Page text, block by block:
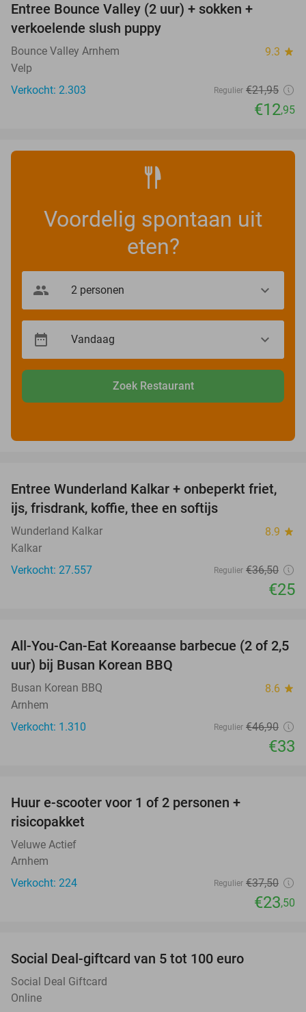
Entree Bounce Valley (2 uur) + sokken +
verkoelende slush puppy
Bounce Valley Arnhem 9.3 star
Velp
Verkocht: 2.303
Regulier €21,95
€12,95
Voordelig spontaan uit
eten?
Zoek Restaurant
32%
Entree Wunderland Kalkar + onbeperkt friet,
ijs, frisdrank, koffie, thee en softijs
Wunderland Kalkar 8.9 star
Kalkar
Verkocht: 27.557
Regulier €36,50
€25
30%
All-You-Can-Eat Koreaanse barbecue (2 of 2,5
uur) bij Busan Korean BBQ
Busan Korean BBQ 8.6 star
Arnhem
Verkocht: 1.310
Regulier €46,90
€33
Huur e-scooter voor 1 of 2 personen +
risicopakket
Veluwe Actief
Arnhem
Verkocht: 224
Regulier €37,50
€23,50
Social Deal-giftcard van 5 tot 100 euro
Social Deal Giftcard
Online